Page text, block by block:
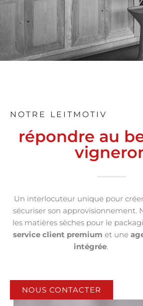
NOTRE LEITMOTIV
répondre au
Un interlocuteur unique pour
sécuriser son approvisionnement.
les matières sèches pour le
service client premium et une
intégrée.
NOUS CONTACTER